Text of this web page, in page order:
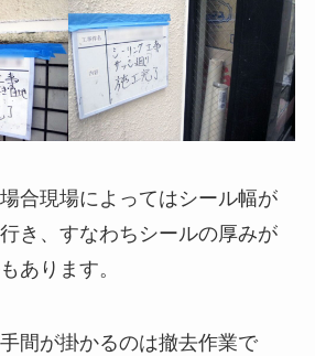
合現場によってはシール幅が
き、すなわちシールの厚みが
あります。
間が掛かるのは撤去作業で